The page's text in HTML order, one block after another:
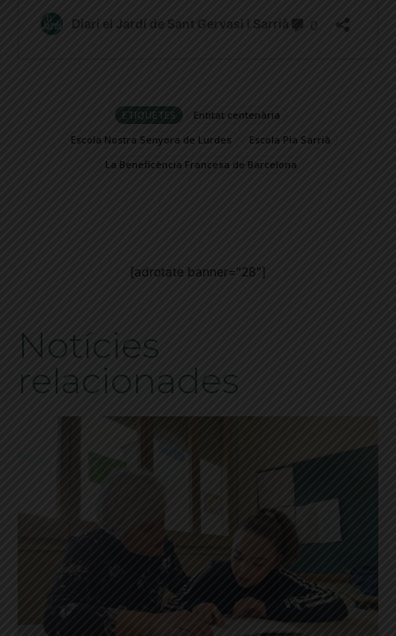
ETIQUETES
Entitat centenària
Escola Nostra Senyora de Lurdes
Escola Pia Sarrià
La Beneficència Francesa de Barcelona
[adrotate banner="28"]
Notícies
relacionades